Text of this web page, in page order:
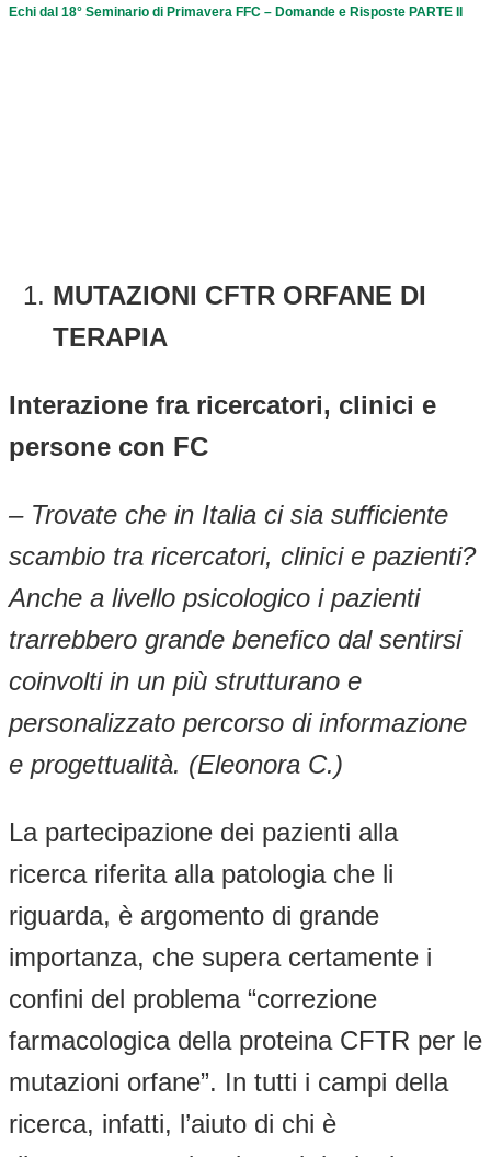
Echi dal 18° Seminario di Primavera FFC – Domande e Risposte PARTE II
MUTAZIONI CFTR ORFANE DI
TERAPIA
Interazione fra ricercatori, clinici e
persone con FC
– Trovate che in Italia ci sia sufficiente
scambio tra ricercatori, clinici e pazienti?
Anche a livello psicologico i pazienti
trarrebbero grande benefico dal sentirsi
coinvolti in un più strutturano e
personalizzato percorso di informazione
e progettualità. (Eleonora C.)
La partecipazione dei pazienti alla
ricerca riferita alla patologia che li
riguarda, è argomento di grande
importanza, che supera certamente i
confini del problema “correzione
farmacologica della proteina CFTR per le
mutazioni orfane”. In tutti i campi della
ricerca, infatti, l’aiuto di chi è